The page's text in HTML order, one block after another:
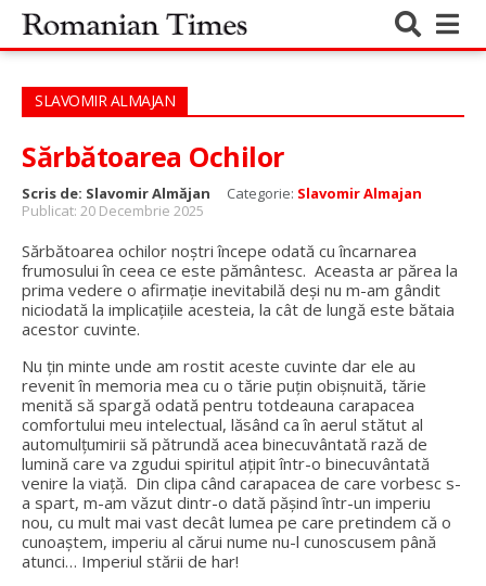
SLAVOMIR ALMAJAN
Sărbătoarea Ochilor
Scris de: Slavomir Almăjan Categorie: Slavomir Almajan
Publicat: 20 Decembrie 2025
Sărbătoarea ochilor noștri începe odată cu încarnarea
frumosului în ceea ce este pământesc. Aceasta ar părea la
prima vedere o afirmație inevitabilă deși nu m-am gândit
niciodată la implicațiile acesteia, la cât de lungă este bătaia
acestor cuvinte.
Nu țin minte unde am rostit aceste cuvinte dar ele au
revenit în memoria mea cu o tărie puțin obișnuită, tărie
menită să spargă odată pentru totdeauna carapacea
comfortului meu intelectual, lăsând ca în aerul stătut al
automulțumirii să pătrundă acea binecuvântată rază de
lumină care va zgudui spiritul ațipit într-o binecuvântată
venire la viață. Din clipa când carapacea de care vorbesc s-
a spart, m-am văzut dintr-o dată pășind într-un imperiu
nou, cu mult mai vast decât lumea pe care pretindem că o
cunoaștem, imperiu al cărui nume nu-l cunoscusem până
atunci… Imperiul stării de har!